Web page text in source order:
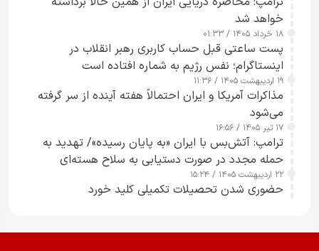
خواهد شد
۱۸ خرداد ۱۴۰۵ / ۰۱:۳۳
پست ساعتی قبل حساب کاربری رهبر انقلاب در
اینستاگرام؛ نفس رژیم به شماره افتاده است​
۱۹ اردیبهشت ۱۴۰۵ / ۱۱:۳۶
مذاکرات آمریکا و ایران احتمالاً هفته آینده از سر گرفته
می‌شود
۱۷ تیر ۱۴۰۵ / ۱۶:۵۶
ترامپ: آتش‌بس با ایران «به پایان رسیده»/ تهدید به
حمله مجدد در صورت دستیابی به سلاح هسته‌ای
۲۲ اردیبهشت ۱۴۰۵ / ۱۵:۲۴
حضوری شدن تحصیلات تکمیلی کلید خورد